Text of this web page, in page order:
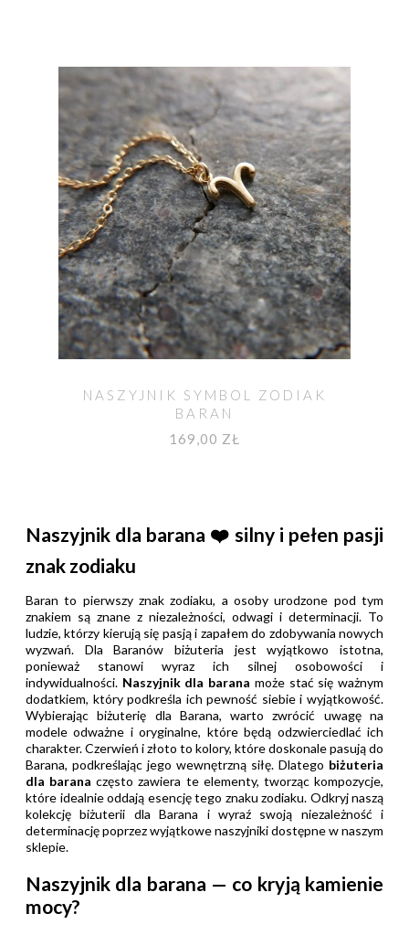
NASZYJNIK SYMBOL ZODIAK
BARAN
169,00 ZŁ
Naszyjnik dla barana ❤️ silny i pełen pasji
znak zodiaku
Baran to pierwszy znak zodiaku, a osoby urodzone pod tym
znakiem są znane z niezależności, odwagi i determinacji. To
ludzie, którzy kierują się pasją i zapałem do zdobywania nowych
wyzwań. Dla Baranów biżuteria jest wyjątkowo istotna,
ponieważ stanowi wyraz ich silnej osobowości i
indywidualności. Naszyjnik dla barana może stać się ważnym
dodatkiem, który podkreśla ich pewność siebie i wyjątkowość.
Wybierając biżuterię dla Barana, warto zwrócić uwagę na
modele odważne i oryginalne, które będą odzwierciedlać ich
charakter. Czerwień i złoto to kolory, które doskonale pasują do
Barana, podkreślając jego wewnętrzną siłę. Dlatego biżuteria
dla barana często zawiera te elementy, tworząc kompozycje,
które idealnie oddają esencję tego znaku zodiaku. Odkryj naszą
kolekcję biżuterii dla Barana i wyraź swoją niezależność i
determinację poprzez wyjątkowe naszyjniki dostępne w naszym
sklepie.
Naszyjnik dla barana — co kryją kamienie
mocy?